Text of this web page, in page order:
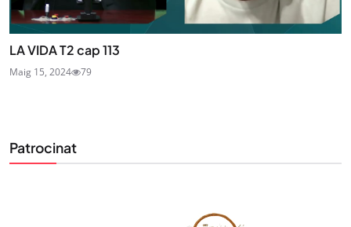
LA VIDA T2 cap 113
Maig 15, 2024 79
Patrocinat